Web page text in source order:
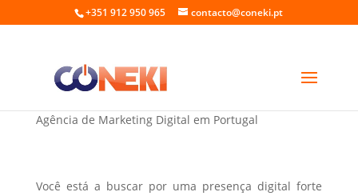
+351 912 950 965 contacto@coneki.pt
Criar site para Pedicure em Cascais
Agência de Marketing Digital em Portugal
Você está a buscar por uma presença digital forte